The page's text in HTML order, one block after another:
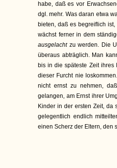
habe, daß es vor
dgl. mehr. Was daran etwa
bieten, daß es begreiflich
wächst ferner in dem
ausgelachtzu werden. Die
überaus abträglich. Man
bis in die späteste Zeit ihres
dieser Furcht nie
nicht ernst zu nehmen,
gelangen, am Ernst ihrer
Kinder in der ersten Zeit, da
gelegentlich endlich
einen Scherz der Eltern, den